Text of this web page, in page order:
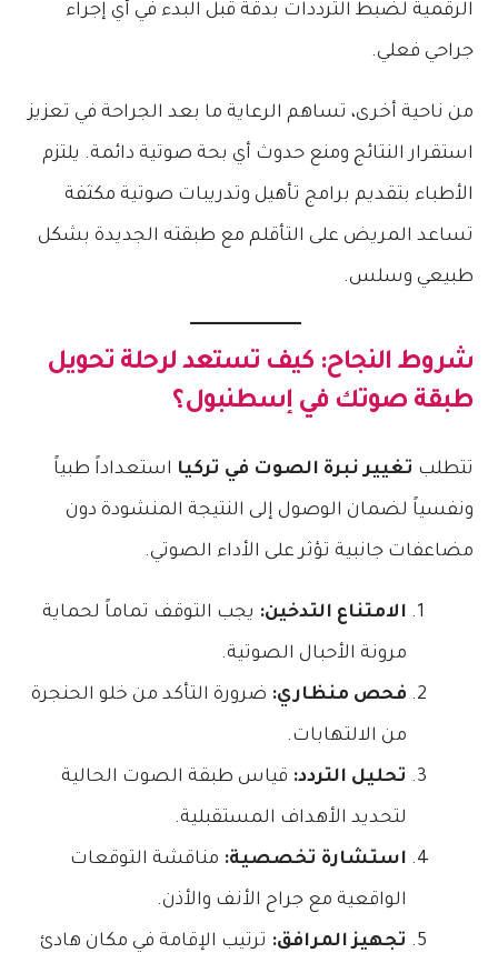
الرقمية لضبط الترددات بدقة قبل البدء في أي إجراء
جراحي فعلي.
من ناحية أخرى، تساهم الرعاية ما بعد الجراحة في تعزيز
استقرار النتائج ومنع حدوث أي بحة صوتية دائمة. يلتزم
الأطباء بتقديم برامج تأهيل وتدريبات صوتية مكثفة
تساعد المريض على التأقلم مع طبقته الجديدة بشكل
طبيعي وسلس.
شروط النجاح: كيف تستعد لرحلة تحويل
طبقة صوتك في إسطنبول؟
تتطلب تغيير نبرة الصوت في تركيا استعداداً طبياً
ونفسياً لضمان الوصول إلى النتيجة المنشودة دون
مضاعفات جانبية تؤثر على الأداء الصوتي.
الامتناع التدخين: يجب التوقف تماماً لحماية
مرونة الأحبال الصوتية.
فحص منظاري: ضرورة التأكد من خلو الحنجرة
من الالتهابات.
تحليل التردد: قياس طبقة الصوت الحالية
لتحديد الأهداف المستقبلية.
استشارة تخصصية: مناقشة التوقعات
الواقعية مع جراح الأنف والأذن.
تجهيز المرافق: ترتيب الإقامة في مكان هادئ